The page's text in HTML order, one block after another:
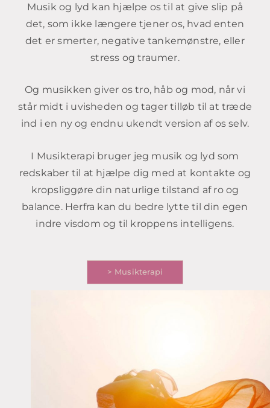
Musik og lyd kan hjælpe os til at give slip på
det, som ikke længere tjener os, hvad enten
det er smerter, negative tankemønstre, eller
stress og traumer.
Og musikken giver os tro, håb og mod, når vi
står midt i uvisheden og tager tilløb til at træde
ind i en ny og endnu ukendt version af os selv.
I Musikterapi bruger jeg musik og lyd som
redskaber til at hjælpe dig med at kontakte og
kropsliggøre din naturlige tilstand af ro og
balance. Herfra kan du bedre lytte til din egen
indre visdom og til kroppens intelligens.
> Musikterapi